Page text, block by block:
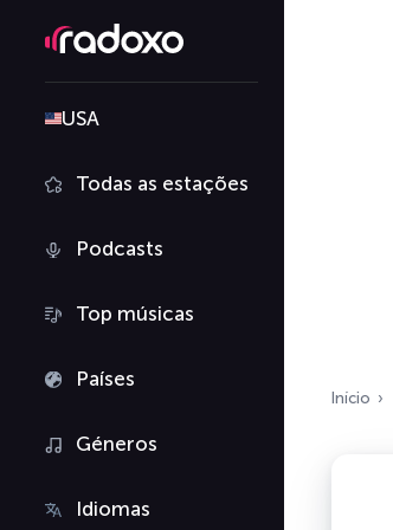
USA
Todas as estações
Podcasts
Top músicas
Países
Géneros
Idiomas
Início